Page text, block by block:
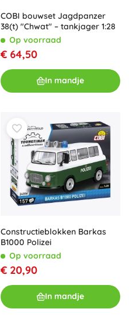
COBI bouwset Jagdpanzer
38(t) "Chwat" – tankjager 1:28
Op voorraad
€ 64,50
In mandje
Constructieblokken Barkas
B1000 Polizei
Op voorraad
€ 20,90
In mandje